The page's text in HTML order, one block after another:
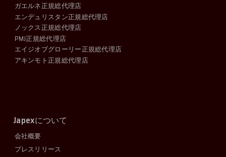
ガエルネ正規総代理店
エンデュリスタン正規総代理店
ノックス正規総代理店
PMJ正規総代理店
エイジオブグローリー正規総代理店
アキンモト正規総代理店
Japexについて
会社概要
プレスリリース